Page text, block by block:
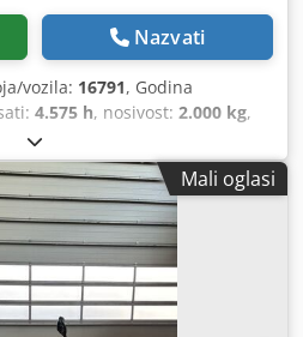
Nazvati
vozila: 16791, Godina
4.575 h, nosivost: 2.000 kg,
, težište tereta:
drugo, građevinska visina:
, duljina vilica: 1.150 mm,
Codpfeyk N Iqex Aqveha
o bateriji: 24 V, 2TPzS, 250
Mali oglasi